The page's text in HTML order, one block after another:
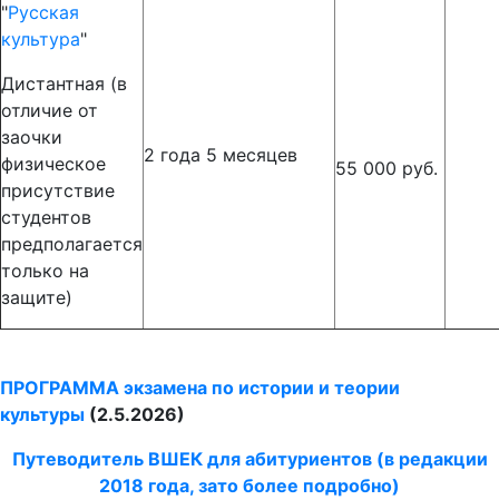
"Русская
культура"
Дистантная (в
отличие от
заочки
физическое
присутствие
студентов
предполагается
только на
защите)
2 года 5 месяцев
55 000 руб.
ПРОГРАММА экзамена по истории и теории
культуры (2.5.2026)
Путеводитель ВШЕК для абитуриентов (в редакции
2018 года, зато более подробно)